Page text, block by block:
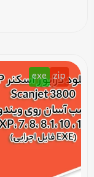
zip
exe